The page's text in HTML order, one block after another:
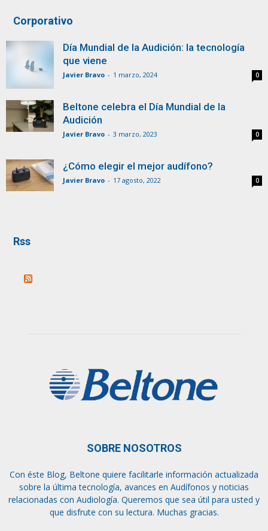
Corporativo
Día Mundial de la Audición: la tecnología
que viene
Javier Bravo - 1 marzo, 2024 0
Beltone celebra el Día Mundial de la
Audición
Javier Bravo - 3 marzo, 2023 0
¿Cómo elegir el mejor audífono?
Javier Bravo - 17 agosto, 2022 0
Rss
SOBRE NOSOTROS
Con éste Blog, Beltone quiere facilitarle información actualizada
sobre la última tecnología, avances en Audífonos y noticias
relacionadas con Audiología. Queremos que sea útil para usted y
que disfrute con su lectura. Muchas gracias.